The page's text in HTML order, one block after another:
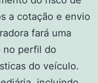
a cotação e envio
fará uma
no perfil do
do veículo.